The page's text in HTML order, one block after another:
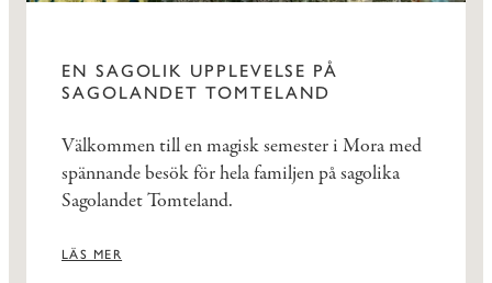
EN SAGOLIK UPPLEVELSE PÅ
SAGOLANDET TOMTELAND
Välkommen till en magisk semester i Mora med
spännande besök för hela familjen på sagolika
Sagolandet Tomteland.
LÄS MER